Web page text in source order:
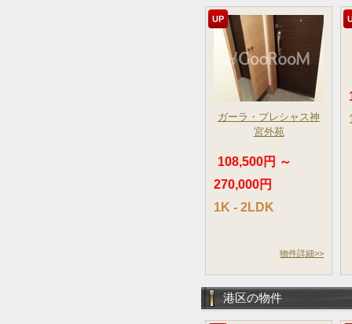
UP
ガーラ・プレシャス神
宮外苑
108,500円 ～
270,000円
1K - 2LDK
物件詳細>>
港区の物件